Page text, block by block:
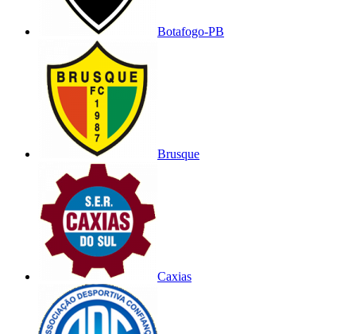
Botafogo-PB
Brusque
Caxias